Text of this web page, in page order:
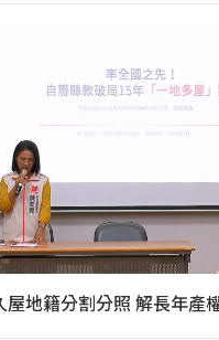
屋地籍分割分照 解長年產